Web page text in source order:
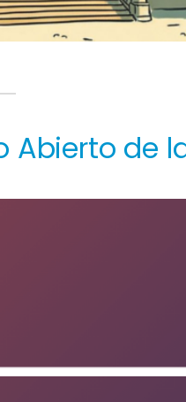
Abierto de